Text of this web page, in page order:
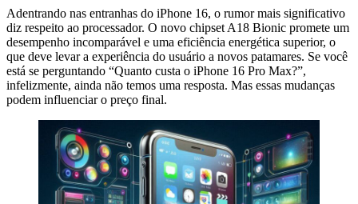
Adentrando nas entranhas do iPhone 16, o rumor mais significativo
diz respeito ao processador. O novo chipset A18 Bionic promete um
desempenho incomparável e uma eficiência energética superior, o
que deve levar a experiência do usuário a novos patamares. Se você
está se perguntando “Quanto custa o iPhone 16 Pro Max?”,
infelizmente, ainda não temos uma resposta. Mas essas mudanças
podem influenciar o preço final.